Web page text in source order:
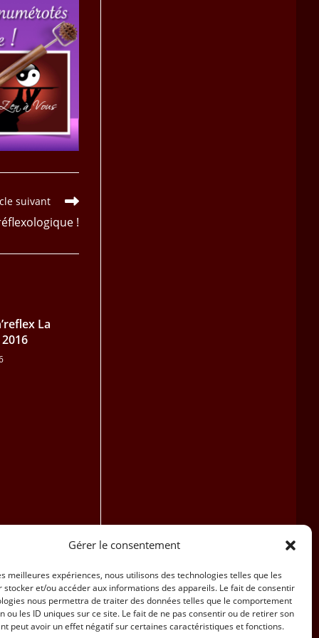
Gérer le consentement
meilleures expériences, nous utilisons des technologies telles que les
stocker et/ou accéder aux informations des appareils. Le fait de consentir
nous permettra de traiter des données telles que le comportement
ou les ID uniques sur ce site. Le fait de ne pas consentir ou de retirer son
peut avoir un effet négatif sur certaines caractéristiques et fonctions.
suivant
!
La